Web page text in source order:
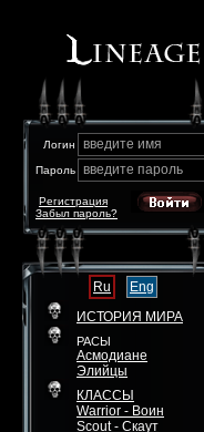
Логин введите имя
Пароль введите пароль
Забыл пароль?
Регистрация
Ru
Eng
ИСТОРИЯ МИРА
РАСЫ
Асмодиане
Элийцы
КЛАССЫ
Warrior - Воин
Scout - Скаут